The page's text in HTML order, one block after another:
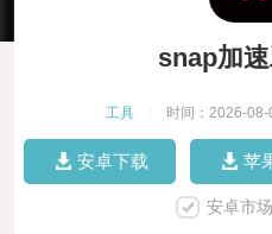
snap加
工具 时间：2026-08-
安卓下载 苹
安卓市